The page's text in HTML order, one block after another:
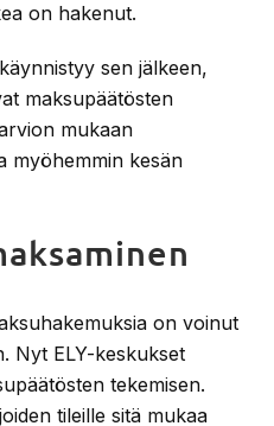
on hakenut.
sen jälkeen,
maksupäätösten
mukaan
myöhemmin kesän
on voinut
Nyt ELY-keskukset
tekemisen.
tileille sitä mukaa